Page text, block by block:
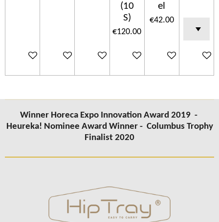
Add to cart Add to cart Add to cart
(10
S)
€120.00
Add to cart
el
€42.00
Add to cart Add to
Winner Horeca Expo Innovation Award 2019 -
Heureka! Nominee Award Winner - Columbus Trophy
Finalist 2020